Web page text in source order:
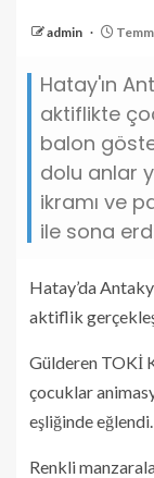
admin
Hatay'ın
aktiflikte
balon
dolu anlar
ikramı ve
ile sona
Hatay’da
aktiflik
Gülderen TOKİ
çocuklar
eşliğinde eğlendi.
Renkli